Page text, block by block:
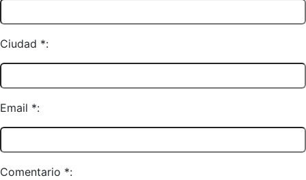
Ciudad *:
Email *:
Comentario *: